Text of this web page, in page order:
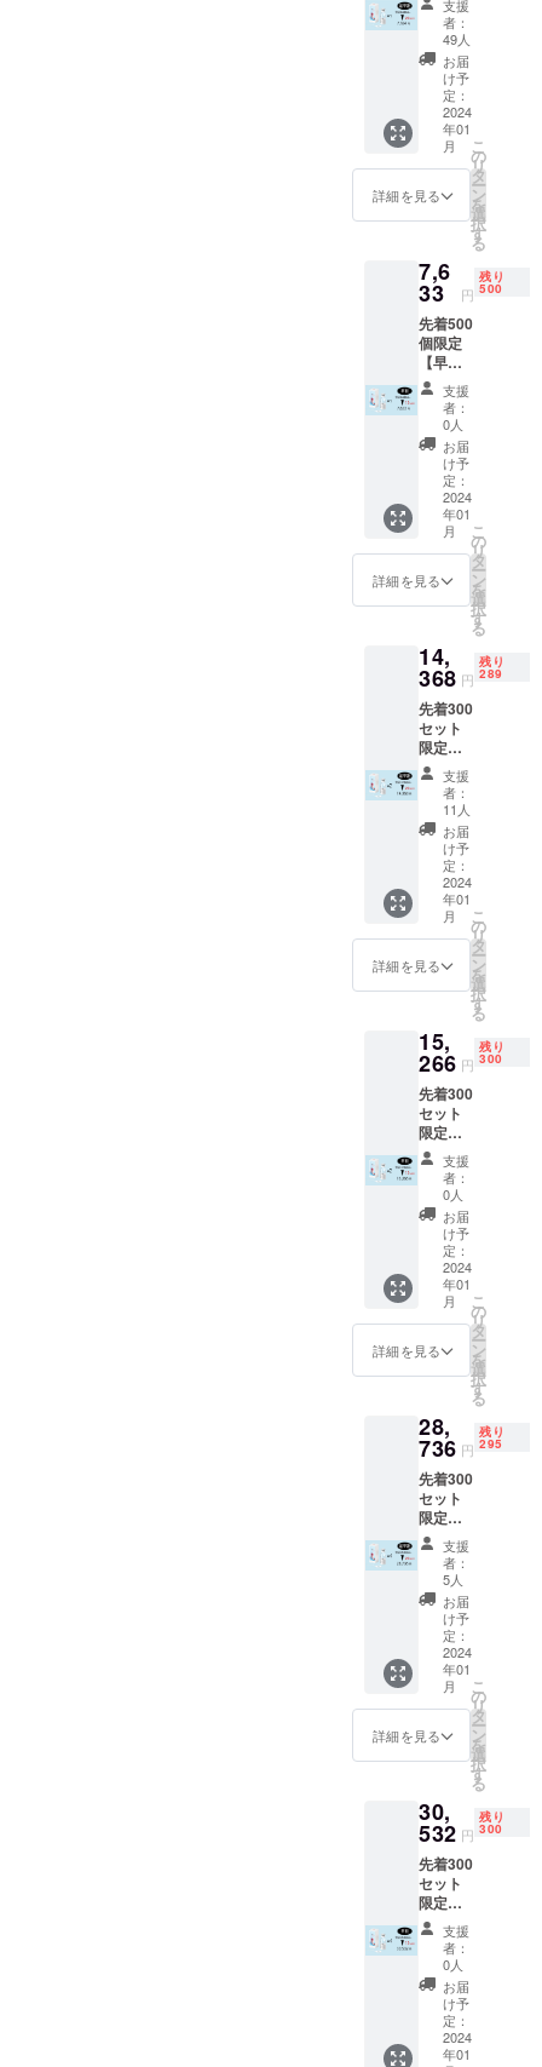
品、人々の
生活に役に
立つ製品の
開発を行っ
ておりま
す。
また、世界
を探して、
海外メー
カーと代理
店契約を結
び、
価値ある商
品を皆様に
お届けする
ための、日
本市場進出
もサポート
していま
す。
入・販売・
サポート
は、経験豊
富なサポー
トチームが
行いますの
で、安心し
てお使いい
す。
ズにこた
スタイルの
質の向上に
貢献してい
くことが
私たちのモ
チベーショ
ンであり、
何よりの使
命だと思っ
ておりま
す。
アイリス
ジャパンの
製品ととも
生活が豊か
になること
を願ってお
ります。
オフ)】
【8,980
円
→7,184
円(送料
込み、
税込
み)】 ※
送料込
み ※モ
ニター
て、画
像の色
が実物
と異
なって
見える
場合が
ありま
す。 ※
ご注文
状況、
使用部
材の供
給状
況、製
造工程
上の都
が遅れ
る場合
ます。
※デザイ
ン・仕
様は変
更にな
る可能
性もご
ざいま
す。ご
了承く
ださ
い。
支援
者：
49人
お届
け予
定：
2024
年01
月
詳細を見る
こ
の
リ
タ
ー
ン
を
選
択
す
る
7,6
33 円
残り
500
先着500
個限定
【早割
(10％オ
フ)】
【8,980
円
→7,633
円(送料
込み、
税込
み)】 ※
送料込
み ※モ
ニター
て、画
像の色
が実物
と異
なって
見える
場合が
ありま
す。 ※
ご注文
状況、
使用部
材の供
給状
況、製
造工程
上の都
が遅れ
る場合
ます。
※デザイ
ン・仕
様は変
更にな
る可能
性もご
ざいま
す。ご
了承く
ださ
い。
支援
者：
0人
お届
け予
定：
2024
年01
月
詳細を見る
こ
の
リ
タ
ー
ン
を
選
択
す
る
14,
368 円
残り
289
先着300
セット
限定
【超早
割(20％
オフ)】
タンブ
ラー型
ミキ
サー2個
セット
【17,96
0円
→14,36
8円(送
込み)】
※送料込
み ※モ
ニター
環境に
よっ
て、画
像の色
が実物
と異
なって
見える
場合が
ありま
す。 ※
ご注文
状況、
況、製
造工程
合等に
より出
荷時期
が遅れ
る場合
があり
ます。
※デザイ
ン・仕
様は変
更にな
る可能
性もご
ざいま
い。
支援
者：
11人
お届
け予
定：
2024
年01
月
詳細を見る
こ
の
リ
タ
ー
ン
を
選
択
す
る
15,
266 円
残り
300
先着300
セット
限定
【早割
(15％オ
フ)】 タ
ンブ
ラー型
ミキ
サー2個
セット
【17,96
0円
→15,26
6円(送
込み)】
※送料込
み ※モ
ニター
環境に
よっ
て、画
像の色
が実物
と異
なって
見える
場合が
ありま
す。 ※
ご注文
状況、
況、製
造工程
合等に
より出
荷時期
が遅れ
る場合
があり
ます。
※デザイ
ン・仕
様は変
支援
者：
0人
お届
け予
定：
2024
年01
月
詳細を見る
こ
の
リ
タ
ー
ン
を
選
択
す
る
28,
736 円
残り
295
先着300
セット
限定
【超早
割(20％
オフ)】
タンブ
ラー型
ミキ
サー4個
セット
【35,92
0円
→28,73
6円(送
込み)】
※送料込
み ※モ
ニター
環境に
よっ
て、画
像の色
が実物
と異
なって
見える
場合が
ありま
支援
者：
5人
お届
け予
定：
2024
年01
月
詳細を見る
こ
の
リ
タ
ー
ン
を
選
択
す
る
30,
532 円
残り
300
先着300
セット
限定
【早割
(15％オ
フ)】 タ
ンブ
ラー型
ミキ
サー4個
セット
支援
者：
0人
お届
け予
定：
2024
年01